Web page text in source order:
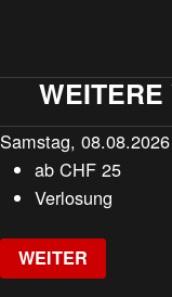
WEITERE
Samstag, 08.08.2026
abCHF 25
Verlosung
WEITER